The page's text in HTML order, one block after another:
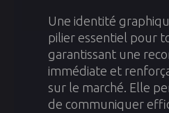
Une identité
pilier essentiel pour
garantissant une
immédiate et
sur le marché. Elle
de communiquer